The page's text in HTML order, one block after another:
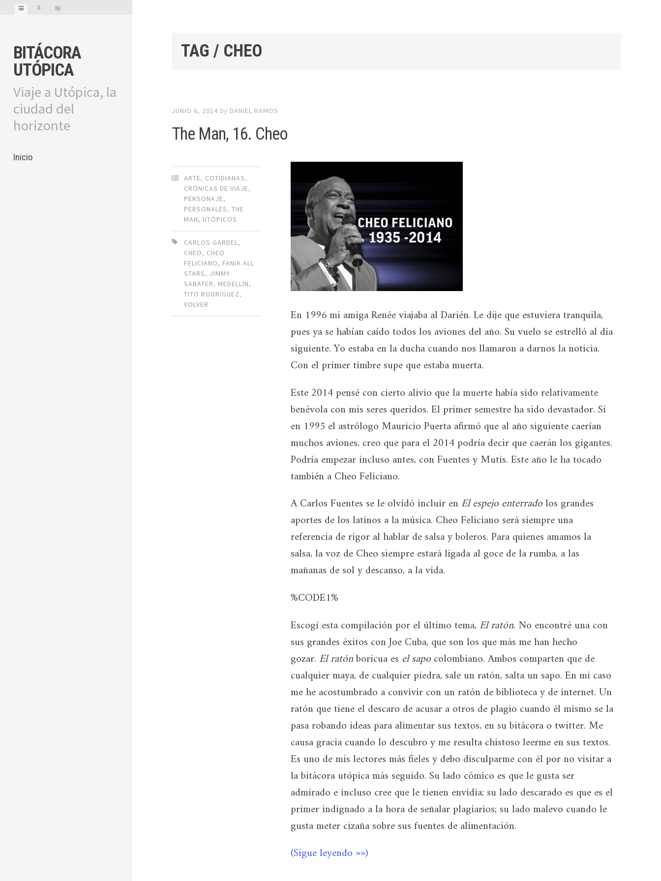
BITÁCORA
UTÓPICA
Viaje a Utópica, la
ciudad del
horizonte
Inicio
TAG / CHEO
JUNIO 6, 2014 by DANIEL RAMOS
The Man, 16. Cheo
ARTE, COTIDIANAS,
CRÓNICAS DE VIAJE,
PERSONAJE,
PERSONALES,THE
MAN, UTÓPICOS
CARLOS GARDEL,
CHEO, CHEO
FELICIANO, FANIA ALL
STARS, JIMMY
SABATER, MEDELLÍN,
TITO RODRÍGUEZ,
VOLVER
En 1996 mi amiga Renée viajaba al Darién. Le dije que estuviera tranquila,
pues ya se habían caído todos los aviones del año. Su vuelo se estrelló al día
siguiente. Yo estaba en la ducha cuando nos llamaron a darnos la noticia.
Con el primer timbre supe que estaba muerta.
Este 2014 pensé con cierto alivio que la muerte había sido relativamente
benévola con mis seres queridos. El primer semestre ha sido devastador. Si
en 1995 el astrólogo Mauricio Puerta afirmó que al año siguiente caerían
muchos aviones, creo que para el 2014 podría decir que caerán los gigantes.
Podría empezar incluso antes, con Fuentes y Mutis. Este año le ha tocado
también a Cheo Feliciano.
A Carlos Fuentes se le olvidó incluir enEl espejo enterradolos grandes
aportes de los latinos a la música. Cheo Feliciano será siempre una
referencia de rigor al hablar de salsa y boleros. Para quienes amamos la
salsa, la voz de Cheo siempre estará ligada al goce de la rumba, a las
mañanas de sol y descanso, a la vida.
%CODE1%
Escogí esta compilación por el último tema, El ratón. No encontré una con
sus grandes éxitos con Joe Cuba, que son los que más me han hecho
gozar. El ratónboricua es el sapocolombiano. Ambos comparten que de
cualquier maya, de cualquier piedra, sale un ratón, salta un sapo. En mi caso
me he acostumbrado a convivir con un ratón de biblioteca y de internet. Un
ratón que tiene el descaro de acusar a otros de plagio cuando él mismo se la
pasa robando ideas para alimentar sus textos, en su bitácora o twitter. Me
causa gracia cuando lo descubro y me resulta chistoso leerme en sus textos.
Es uno de mis lectores más fieles y debo disculparme con él por no visitar a
la bitácora utópica más seguido. Su lado cómico es que le gusta ser
admirado e incluso cree que le tienen envidia; su lado descarado es que es el
primer indignado a la hora de señalar plagiarios; su lado malevo cuando le
gusta meter cizaña sobre sus fuentes de alimentación.
(Sigue leyendo »»)